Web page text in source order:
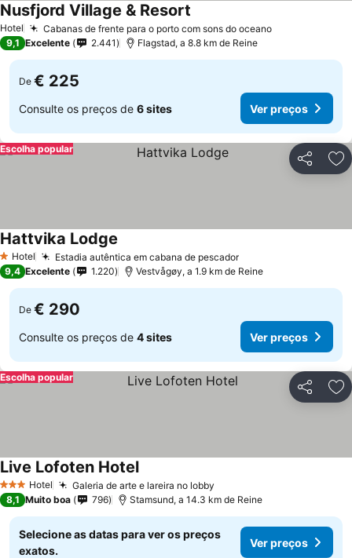
Hotel Cabanas de frente para o porto com sons do oceanoVer preços
Nusfjord Village & Resort
9,1 Excelente 2.441 Flagstad, a 8.8 km de Reine
De € 225
Consulte os preços de 6 sites Ver preços
Partilhar
Escolha popular
1 Estrelas
Hotel Estadia autêntica em cabana de pescadorVer preços
Hattvika Lodge
9,4 Excelente 1.220 Vestvågøy, a 1.9 km de Reine
De € 290
Consulte os preços de 4 sites Ver preços
Partilhar
Escolha popular
3 EstrelasHotel Galeria de arte e lareira no lobby
Live Lofoten HotelVer preços
8,1 Muito boa 796 Stamsund, a 14.3 km de Reine
Selecione as datas para ver os preços
exatos.
Ver preços